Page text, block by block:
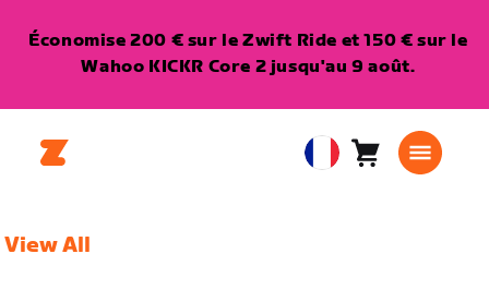
Économise 200 € sur le Zwift Ride et 150 € sur le
Wahoo KICKR Core 2 jusqu'au 9 août.
EuropeanPanier0
View All